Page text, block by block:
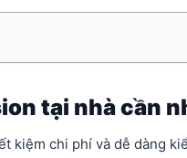
tại nhà cần
kiệm chi phí và dễ dàng